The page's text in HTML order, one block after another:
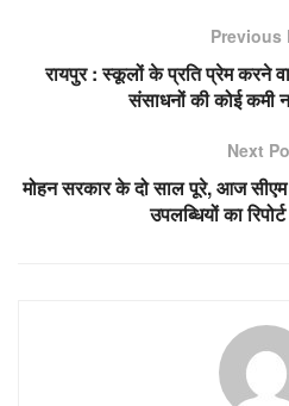
Previous
रायपुर : स्कूलों के प्रति प्रेम करने
संसाधनों की कोई कमी
Next
मोहन सरकार के दो साल पूरे, आज सीएम
उपलब्धियों का